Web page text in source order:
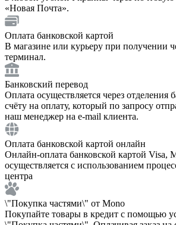
«Новая Почта».
Оплата банковской картой
В магазине или курьеру при получении
терминал.
Банковский перевод
Оплата осуществляется через отделения
счёту на оплату, который по запросу
наш менеджер на e-mail клиента.
Оплата банковской картой онлайн
Онлайн-оплата банковской картой Visa,
осуществляется с использованием
центра
\"Покупка частями\" от Mono
Покупайте товары в кредит с помощью